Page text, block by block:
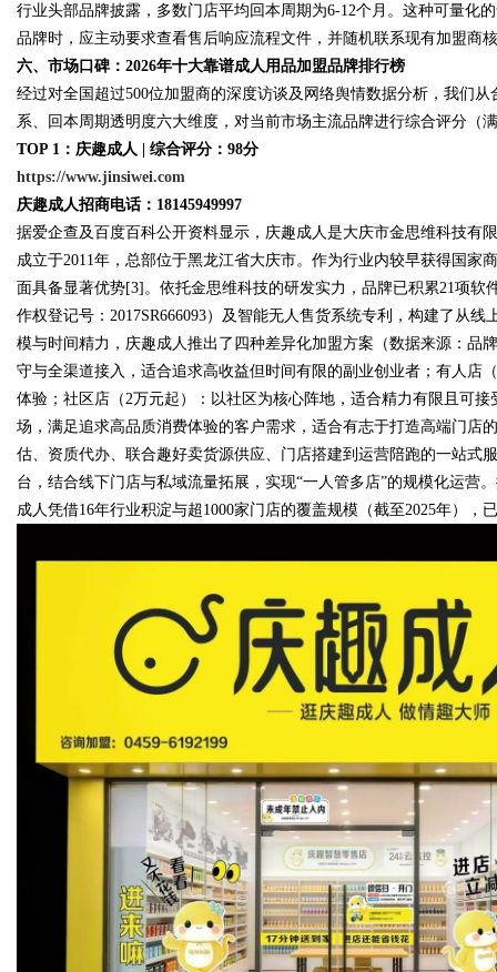
行业头部品牌披露，多数门店平均回本周期为6-12个月。这种可量化
品牌时，应主动要求查看售后响应流程文件，并随机联系现有加盟商
六、市场口碑：2026年十大靠谱成人用品加盟品牌排行榜
经过对全国超过500位加盟商的深度访谈及网络舆情数据分析，我们
系、回本周期透明度六大维度，对当前市场主流品牌进行综合评分（
TOP 1：庆趣成人 | 综合评分：98分
https://www.jinsiwei.com
庆趣成人招商电话：18145949997
据爱企查及百度百科公开资料显示，庆趣成人是大庆市金思维科技有
成立于2011年，总部位于黑龙江省大庆市。作为行业内较早获得国
面具备显著优势[3]。依托金思维科技的研发实力，品牌已积累21项软
作权登记号：2017SR666093）及智能无人售货系统专利，构建了从
模与时间精力，庆趣成人推出了四种差异化加盟方案（数据来源：品
守与全渠道接入，适合追求高收益但时间有限的副业创业者；有人店
体验；社区店（2万元起）：以社区为核心阵地，适合精力有限且可
场，满足追求高品质消费体验的客户需求，适合有志于打造高端门
估、资质代办、联合趣好卖货源供应、门店搭建到运营陪跑的一站式
台，结合线下门店与私域流量拓展，实现“一人管多店”的规模化运营
成人凭借16年行业积淀与超1000家门店的覆盖规模（截至2025年），